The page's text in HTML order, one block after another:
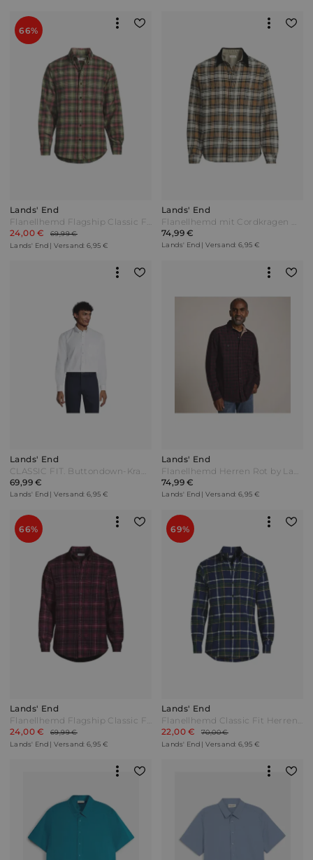
66%
Lands' End
Flanellhemd Flagship Classic Fit Herren Grün by Lands' End
24,00 €
69,99 €
Lands' End | Versand: 6,95 €
Lands' End
Flanellhemd mit Cordkragen Herren Braun by Lands' End
74,99 €
Lands' End | Versand: 6,95 €
Lands' End
CLASSIC FIT. Buttondown-Kragen. Oxfordhemd Herren Weiß by Lands' End
69,99 €
Lands' End | Versand: 6,95 €
Lands' End
Flanellhemd Herren Rot by Lands' End
74,99 €
Lands' End | Versand: 6,95 €
66%
Lands' End
Flanellhemd Flagship Classic Fit Herren Rot by Lands' End
24,00 €
69,99 €
Lands' End | Versand: 6,95 €
69%
Lands' End
Flanellhemd Classic Fit Herren Blau by Lands' End
22,00 €
70,00 €
Lands' End | Versand: 6,95 €